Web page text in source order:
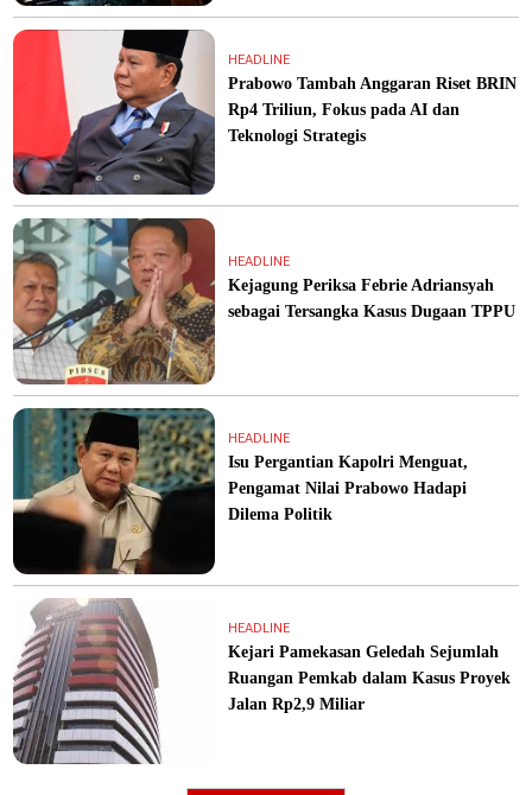
HEADLINE
Prabowo Tambah Anggaran Riset BRIN
Rp4 Triliun, Fokus pada AI dan
Teknologi Strategis
HEADLINE
Kejagung Periksa Febrie Adriansyah
sebagai Tersangka Kasus Dugaan TPPU
HEADLINE
Isu Pergantian Kapolri Menguat,
Pengamat Nilai Prabowo Hadapi
Dilema Politik
HEADLINE
Kejari Pamekasan Geledah Sejumlah
Ruangan Pemkab dalam Kasus Proyek
Jalan Rp2,9 Miliar